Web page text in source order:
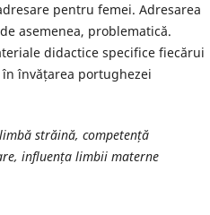
pentru femei. Adresarea
asemenea, problematică.
didactice specifice fiecărui
învățarea portughezei
străină, competență
influența limbii materne